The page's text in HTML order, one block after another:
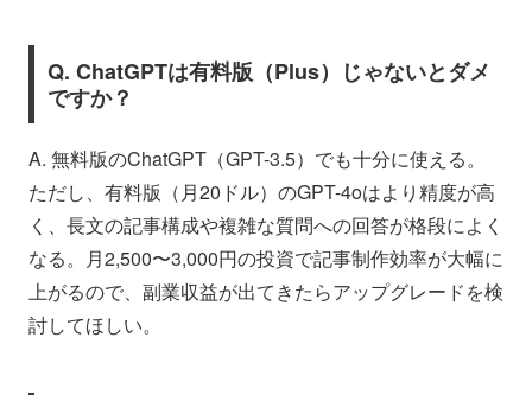
Q. ChatGPTは有料版（Plus）じゃないとダメ
ですか？
A. 無料版のChatGPT（GPT-3.5）でも十分に使える。
ただし、有料版（月20ドル）のGPT-4oはより精度が高
く、長文の記事構成や複雑な質問への回答が格段によく
なる。月2,500〜3,000円の投資で記事制作効率が大幅に
上がるので、副業収益が出てきたらアップグレードを検
討してほしい。